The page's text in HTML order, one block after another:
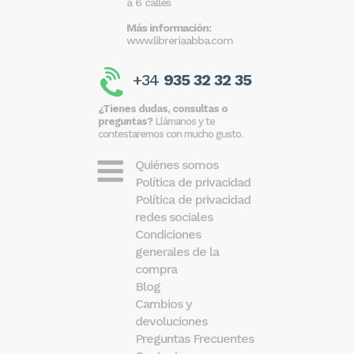
Más información:
www.libreriaabba.com
+34 935 32 32 35
¿Tienes dudas, consultas o
preguntas? Llámanos y te
contestaremos con mucho gusto.
Quiénes somos
Política de privacidad
Política de privacidad
redes sociales
Condiciones
generales de la
compra
Blog
Cambios y
devoluciones
Preguntas Frecuentes